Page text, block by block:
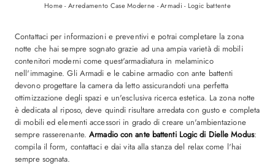
Contattaci per informazioni e preventivi e potrai completare la zona
notte che hai sempre sognato grazie ad una ampia varietà di mobili
contenitori moderni come quest'armadiatura in melaminico
nell'immagine. Gli Armadi e le cabine armadio con ante battenti
devono progettare la camera da letto assicurandoti una perfetta
ottimizzazione degli spazi e un'esclusiva ricerca estetica. La zona notte
è dedicata al riposo, deve quindi risultare arredata con gusto e completa
di mobili ed elementi accessori in grado di creare un'ambientazione
sempre rasserenante.Armadio con ante battenti Logic di Dielle Modus:
compila il form, contattaci e dai vita alla stanza del relax come l'hai
sempre sognata.
Home-Arredamento Case Moderne -Armadi - Logic battente